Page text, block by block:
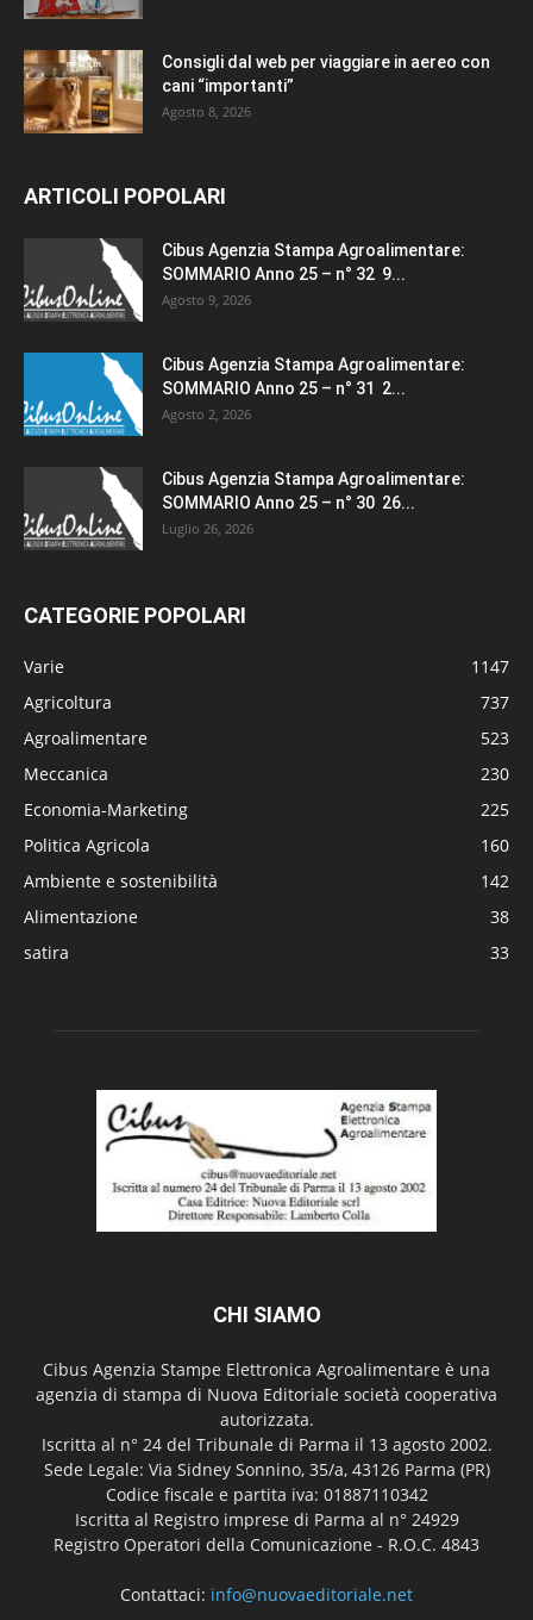
Consigli dal web per viaggiare in aereo con
cani “importanti”
Agosto 8, 2026
ARTICOLI POPOLARI
Cibus Agenzia Stampa Agroalimentare:
SOMMARIO Anno 25 – n° 32 9...
Agosto 9, 2026
Cibus Agenzia Stampa Agroalimentare:
SOMMARIO Anno 25 – n° 31 2...
Agosto 2, 2026
Cibus Agenzia Stampa Agroalimentare:
SOMMARIO Anno 25 – n° 30 26...
Luglio 26, 2026
CATEGORIE POPOLARI
Varie
1147
Agricoltura
737
Agroalimentare
523
Meccanica
230
Economia-Marketing
225
Politica Agricola
160
Ambiente e sostenibilità
142
Alimentazione
38
satira
33
CHI SIAMO
Cibus Agenzia Stampe Elettronica Agroalimentare è una
agenzia di stampa di Nuova Editoriale società cooperativa
autorizzata.
Iscritta al n° 24 del Tribunale di Parma il 13 agosto 2002.
Sede Legale: Via Sidney Sonnino, 35/a, 43126 Parma (PR)
Codice fiscale e partita iva: 01887110342
Iscritta al Registro imprese di Parma al n° 24929
Registro Operatori della Comunicazione - R.O.C. 4843
Contattaci: info@nuovaeditoriale.net